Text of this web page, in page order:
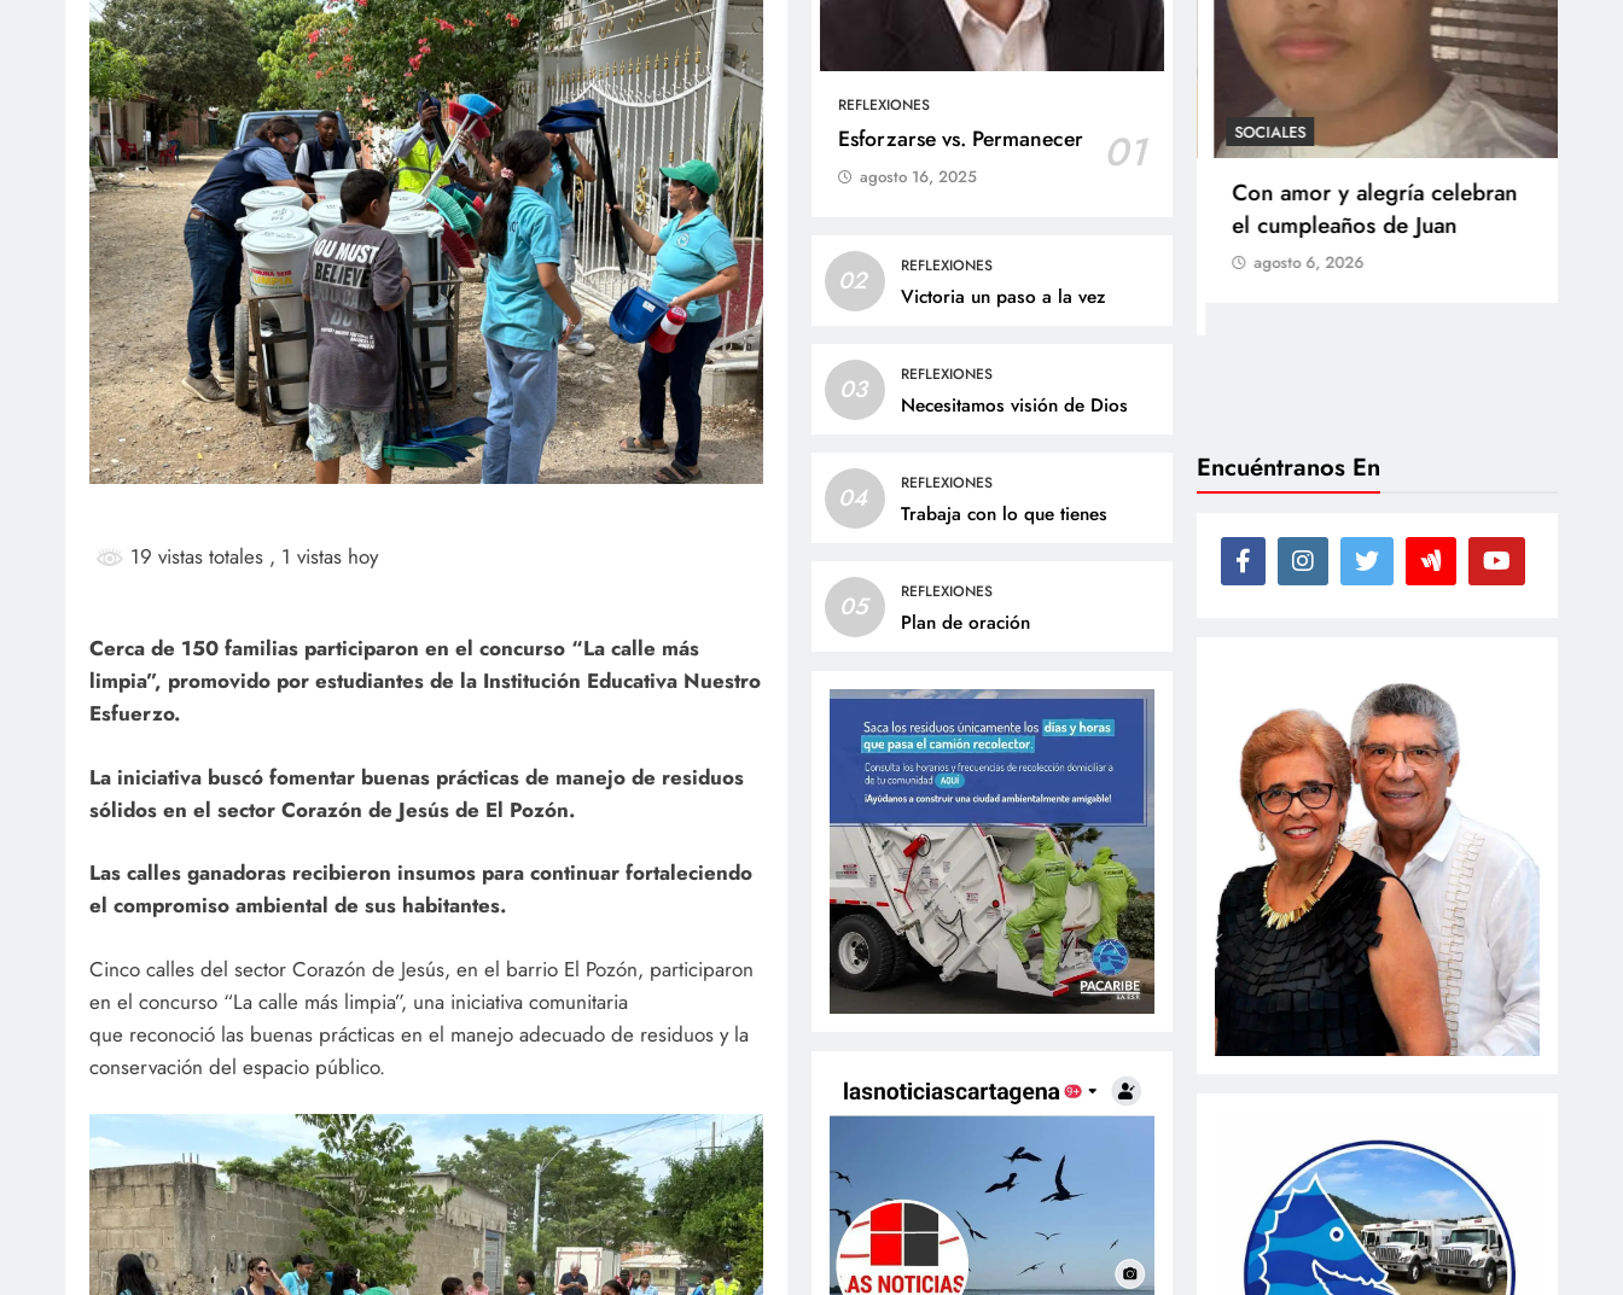
REFLEXIONES
Esforzarse vs. Permanecer 01
agosto 16, 2025
02 REFLEXIONES
Victoria un paso a la vez
03 REFLEXIONES
Necesitamos visión de Dios
04 REFLEXIONES
Trabaja con lo que tienes
05 REFLEXIONES
Plan de oración
19 vistas totales , 1 vistas hoy
Cerca de 150 familias participaron en el concurso “La calle más
limpia”, promovido por estudiantes de la Institución Educativa Nuestro
Esfuerzo.
La iniciativa buscó fomentar buenas prácticas de manejo de residuos
sólidos en el sector Corazón de Jesús de El Pozón.
Las calles ganadoras recibieron insumos para continuar fortaleciendo
el compromiso ambiental de sus habitantes.
Cinco calles del sector Corazón de Jesús, en el barrio El Pozón, participaron
en el concurso “La calle más limpia”, una iniciativa comunitaria
que reconoció las buenas prácticas en el manejo adecuado de residuos y la
conservación del espacio público.
SOCIALES
¡Feliz cumpleaños para doña
Marta Luz López!
agosto 6, 2026
SOCIALES
Jaime Andrés Bejarano Castillo
bautismo este domingo
agosto 6, 2026
SOCIALES
Con amor y alegría celebran
el cumpleaños de Juan
agosto 6, 2026
Encuéntranos En